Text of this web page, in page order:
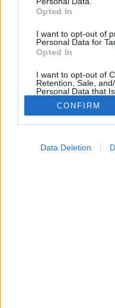
Opted In
I want to opt-out of
Personal Data for
Opted In
I want to opt-out of
Retention, Sale,
Personal Data that
Purposes for which
Opted Out
CONFIRM
Data Deletion